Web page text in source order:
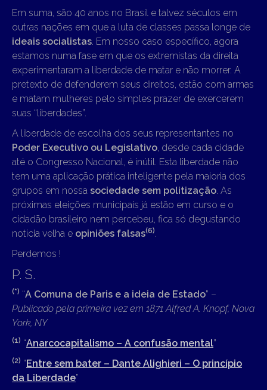
Em suma, são 40 anos no Brasil e talvez séculos em
outras nações em que a luta de classes passa longe de
ideais socialistas . Em nosso caso específico, agora
estamos numa fase em que os extremistas da direita
experimentaram a liberdade de matar e não morrer. A
pretexto de defenderem seus direitos, estão com armas
e matam mulheres pelo simples prazer de exercerem
suas “liberdades”.
A liberdade de escolha dos seus representantes no
Poder Executivo ou Legislativo , desde cada cidade
até o Congresso Nacional, é inútil. Esta liberdade não
tem uma aplicação prática inteligente pela maioria dos
grupos em nossa sociedade sem politização . As
próximas eleições municipais já estão em curso e o
cidadão brasileiro nem percebeu, fica só degustando
notícia velha e opiniões falsas(6)
Perdemos !
P. S.
(*) “A Comuna de Paris e a ideia de Estado” –
Publicado pela primeira vez em 1871 Alfred A. Knopf, Nova
York, NY
(1) “Anarcocapitalismo – A confusão mental”
(2) “Entre sem bater – Dante Alighieri – O princípio
da Liberdade”